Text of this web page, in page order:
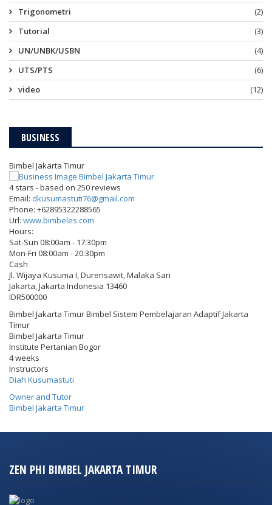
Trigonometri
(2)
Tutorial
(3)
UN/UNBK/USBN
(4)
UTS/PTS
(6)
video
(12)
BUSINESS
Bimbel Jakarta Timur
4stars - based on 250reviews
Email: dkusumastuti76@gmail.com
Phone: +62895322288565
Url: www.bimbeles.com
Hours:
Sat-Sun 08:00am - 17:30pm
Mon-Fri 08:00am - 20:30pm
Cash
Jl. Wijaya Kusuma I, Durensawit, Malaka Sari
Jakarta,Jakarta Indonesia 13460
IDR500000
Bimbel Jakarta Timur Bimbel Sistem Pembelajaran Adaptif Jakarta
Timur
Bimbel Jakarta Timur
Institute Pertanian Bogor
4 weeks
Instructors
Diah Kusumastuti
Owner and Tutor
Bimbel Jakarta Timur
ZEN PHI BIMBEL JAKARTA TIMUR